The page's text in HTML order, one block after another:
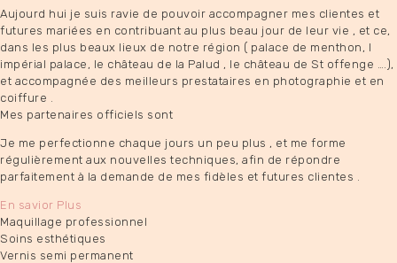
Aujourd hui je suis ravie de pouvoir accompagner mes clientes et
futures mariées en contribuant au plus beau jour de leur vie , et ce,
dans les plus beaux lieux de notre région ( palace de menthon, l
impérial palace, le château de la Palud , le château de St offenge ….),
et accompagnée des meilleurs prestataires en photographie et en
coiffure .
Mes partenaires officiels sont
Je me perfectionne chaque jours un peu plus , et me forme
régulièrement aux nouvelles techniques, afin de répondre
parfaitement à la demande de mes fidèles et futures clientes .
En savior Plus
Maquillage professionnel
Soins esthétiques
Vernis semi permanent